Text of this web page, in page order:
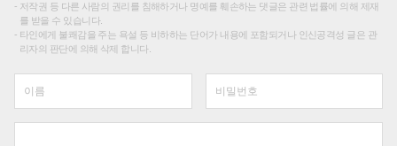
저작권 등 다른 사람의 권리를 침해하거나 명예를 훼손하는 댓글은 관련 법률에 의해 제재
를 받을 수 있습니다.
타인에게 불쾌감을 주는 욕설 등 비하하는 단어가 내용에 포함되거나 인신공격성 글은 관
리자의 판단에 의해 삭제 합니다.